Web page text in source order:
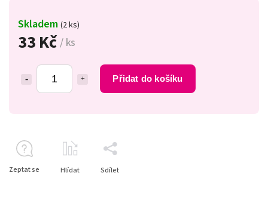
33 Kč/ ks
Přidat do košíku
Skladem (2 ks)
Zeptat se Hlídat Sdílet